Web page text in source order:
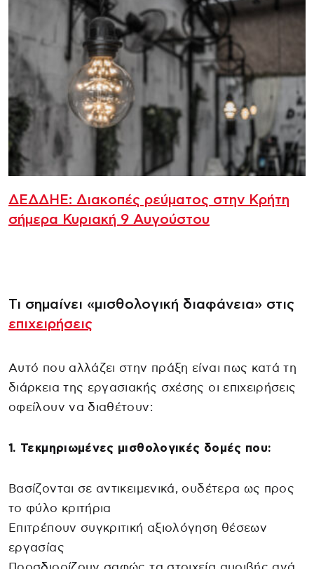
ΔΕΔΔΗΕ: Διακοπές ρεύματος στην Κρήτη
σήμερα Κυριακή 9 Αυγούστου
Τι σημαίνει «μισθολογική διαφάνεια» στις
επιχειρήσεις
Αυτό που αλλάζει στην πράξη είναι πως κατά τη
διάρκεια της εργασιακής σχέσης οι επιχειρήσεις
οφείλουν να διαθέτουν:
1. Τεκμηριωμένες μισθολογικές δομές που:
Βασίζονται σε αντικειμενικά, ουδέτερα ως προς
το φύλο κριτήρια
Επιτρέπουν συγκριτική αξιολόγηση θέσεων
εργασίας